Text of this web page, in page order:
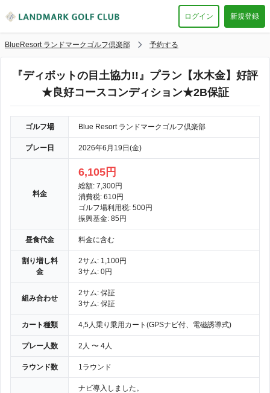
ログイン 新規登録
BlueResort ランドマークゴルフ倶楽部 予約する
『ディボットの目土協力!!』プラン【水木金】好評
★良好コースコンディション★2B保証
ゴルフ場 Blue Resort ランドマークゴルフ倶楽部
プレー日 2026年6月19日(金)
料金
6,105円
総額: 7,300円
消費税: 610円
ゴルフ場利用税: 500円
振興基金: 85円
昼食代金 料金に含む
割り増し料
金
2サム: 1,100円
3サム: 0円
組み合わせ
2サム: 保証
3サム: 保証
カート種類 4,5人乗り乗用カート(GPSナビ付、電磁誘導式)
プレー人数 2人 〜 4人
ラウンド数 1ラウンド
ナビ導入しました。